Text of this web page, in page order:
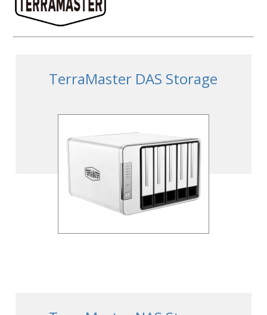
TerraMaster DAS Storage